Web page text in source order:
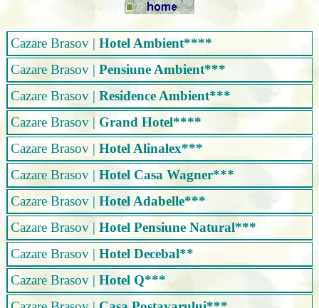
Cazare Brasov | Hotel Ambient****
Cazare Brasov | Pensiune Ambient***
Cazare Brasov | Residence Ambient***
Cazare Brasov | Grand Hotel****
Cazare Brasov | Hotel Alinalex***
Cazare Brasov | Hotel Casa Wagner***
Cazare Brasov | Hotel Adabelle***
Cazare Brasov | Hotel Pensiune Natural***
Cazare Brasov | Hotel Decebal**
Cazare Brasov | Hotel Q***